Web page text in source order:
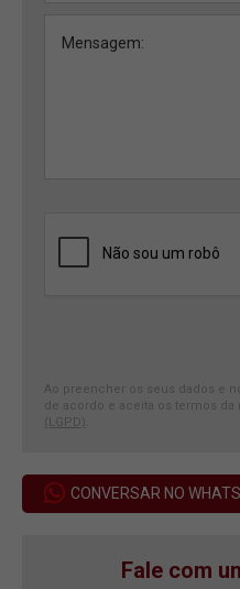
Ao preencher os seus dados e
de acordo e aceita os termos da
(LGPD)
CONVERSAR NO
Fale com